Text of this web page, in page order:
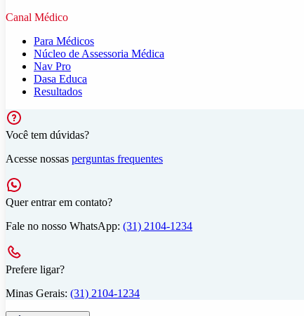
Canal Médico
Para Médicos
Núcleo de Assessoria Médica
Nav Pro
Dasa Educa
Resultados
Você tem dúvidas?
Acesse nossas perguntas frequentes
Quer entrar em contato?
Fale no nosso WhatsApp: (31) 2104-1234
Prefere ligar?
Minas Gerais: (31) 2104-1234